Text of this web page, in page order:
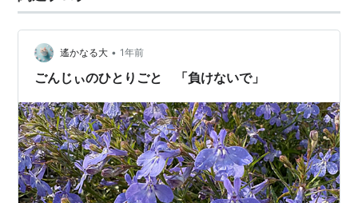
遙かなる大 • 1年前
ごんじぃのひとりごと 「負けないで」